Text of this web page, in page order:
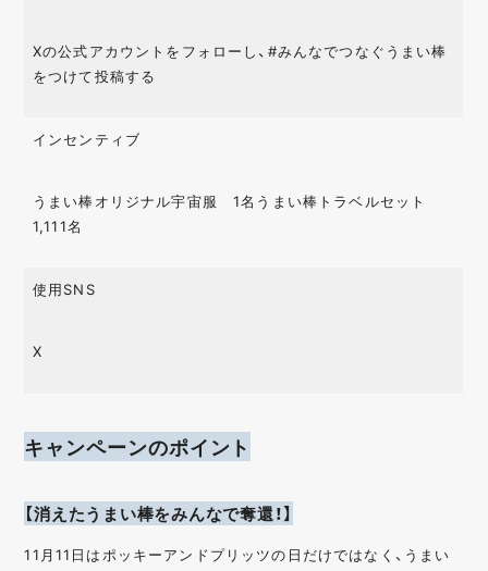
インスタントウィン
ン
クローズドキャンペ
ーン
ン
UGC
ハッシュタグ
カンバセーションボ
診断 / 検定
画像生成
音声
AR
Xの公式アカウントをフォローし、#みんなでつなぐうまい棒
をつけて投稿する
インセンティブ
うまい棒オリジナル宇宙服 1名うまい棒トラベルセット
1,111名
使用SNS
X
キャンペーンのポイント
【消えたうまい棒をみんなで奪還！】
11月11日はポッキーアンドプリッツの日だけではなく、うまい